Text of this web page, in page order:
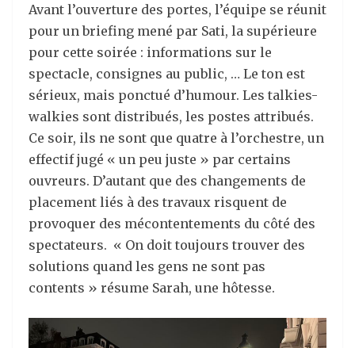
Avant l’ouverture des portes, l’équipe se réunit
pour un briefing mené par Sati, la supérieure
pour cette soirée : informations sur le
spectacle, consignes au public, … Le ton est
sérieux, mais ponctué d’humour. Les talkies-
walkies sont distribués, les postes attribués.
Ce soir, ils ne sont que quatre à l’orchestre, un
effectif jugé « un peu juste » par certains
ouvreurs. D’autant que des changements de
placement liés à des travaux risquent de
provoquer des mécontentements du côté des
spectateurs. « On doit toujours trouver des
solutions quand les gens ne sont pas
contents » résume Sarah, une hôtesse.